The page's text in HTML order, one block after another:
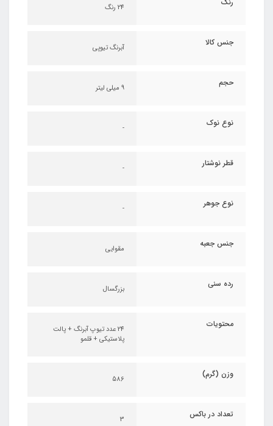
24 رنگ
جنس کالا آبرنگ تیوپی
حجم 9 میلی لیتر
نوع نوک -
قطر نوشتار -
نوع جوهر -
جنس جعبه مقوایی
رده سنی بزرگسال
محتویات
24 عدد تیوپ آبرنگ + پالت
پلاستیکی + قلمو
وزن (گرم) 586
تعداد در باکس 3